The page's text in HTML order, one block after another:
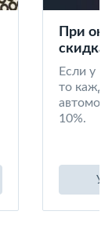
При
скидка
Если у
то
10%.